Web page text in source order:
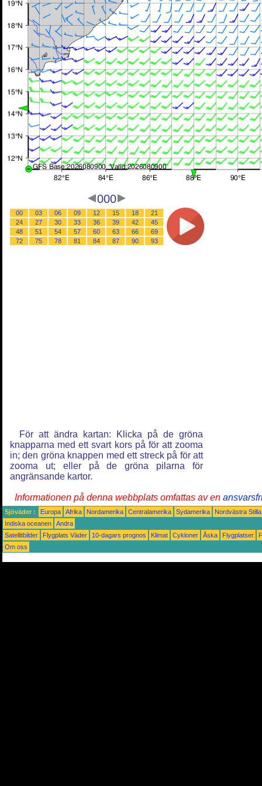
000
00 03 06 09 12 15 18
21
24
27 30 33 36 39 42
45
48
51 54 57 60 63 66
69
72
75 78 81 84 87 90 93
För att ändra kartan: Klicka på de gröna
knapparna med ett svart kors på för att zooma
in; den gröna knappen med ett streck på för att
zooma ut; eller på de gröna pilarna för
angränsande kartor.
Informationen på denna webbplats omfattas av en
Sjöväder : Europa Afrika Nordamerika Centralamerika Sydamerika
Nordvästra
Indiska oceanen
Andra
Satellitbilder
Flygplats Väder 10-dagars prognos Klimat Cykloner Åska Flygplatser
Om oss